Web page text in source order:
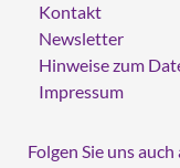
Kontakt
Newsletter
Hinweise zum
Impressum
Folgen Sie uns